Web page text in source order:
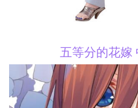
五等分的花嫁